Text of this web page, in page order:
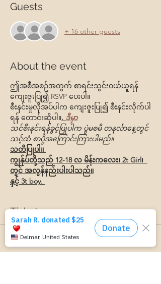
Guests
+ 16 other guests
About the event
ဤအစီအစဉ်အတွက် စာရင်းသွင်းဝယ်ယူရန်
ကျေးဇူးပြု၍ RSVP ပေးပါ။
စီးနင်းမှုလိုအပ်ပါက ကျေးဇူးပြု၍ စီးနင်းလိုက်ပါ
ရန် တောင်းဆိုပါ။. ဒီမှာ
သင်စီးနင်းရန်ခွင့်ပြုပါက ပွဲမစမီ တနင်္လာနေ့တွင်
သင့်ထံ စာပို့အကြောင်းကြားပါမည်။
သတိပြုပါ။
ကျွန်ုပ်တို့သည် 12-18 လ မိန်းကလေး၊ 2t Girl၊
တွင် အလွန်နည်းပါးပါသည်။
နှင့် 3t boy.
Tickets
Sale ended